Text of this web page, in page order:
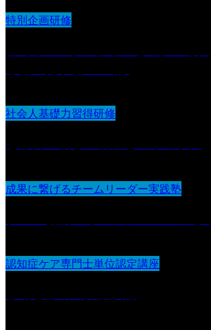
特別企画研修
社会人基礎力習得研修
成果に繋げるチームリーダー実践塾
認知症ケア専門士単位認定講座